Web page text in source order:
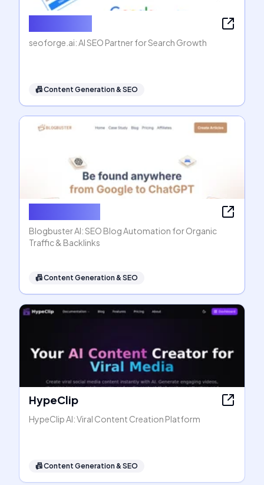
seoforge.ai: AI SEO Partner for Search Growth
📠Content Generation & SEO
Blogbuster AI: SEO Blog Automation for Organic
Traffic & Backlinks
📠Content Generation & SEO
HypeClip
HypeClip AI: Viral Content Creation Platform
📠Content Generation & SEO